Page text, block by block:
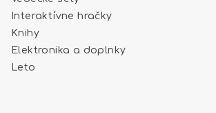
Interaktívne hračky
Knihy
Elektronika a doplnky
Leto